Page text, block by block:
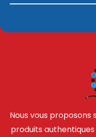
Nous vous
produits